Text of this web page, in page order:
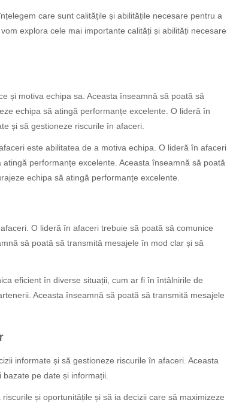
care sunt calitățile și abilitățile necesare pentru a
explora cele mai importante calități și abilități necesare
și motiva echipa sa. Aceasta înseamnă să poată să
echipa să atingă performanțe excelente. O lideră în
și să gestioneze riscurile în afaceri.
este abilitatea de a motiva echipa. O lideră în afaceri
performanțe excelente. Aceasta înseamnă să poată
echipa să atingă performanțe excelente.
O lideră în afaceri trebuie să poată să comunice
să poată să transmită mesajele în mod clar și să
eficient în diverse situații, cum ar fi în întâlnirile de
Aceasta înseamnă să poată să transmită mesajele
informate și să gestioneze riscurile în afaceri. Aceasta
pe date și informații.
și oportunitățile și să ia decizii care să maximizeze